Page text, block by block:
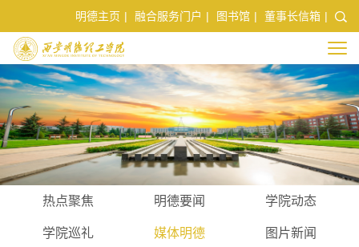
明德主页 | 融合服务门户 | 图书馆 | 董事长信箱 |
热点聚焦 明德要闻 学院动态
学院巡礼 媒体明德 图片新闻